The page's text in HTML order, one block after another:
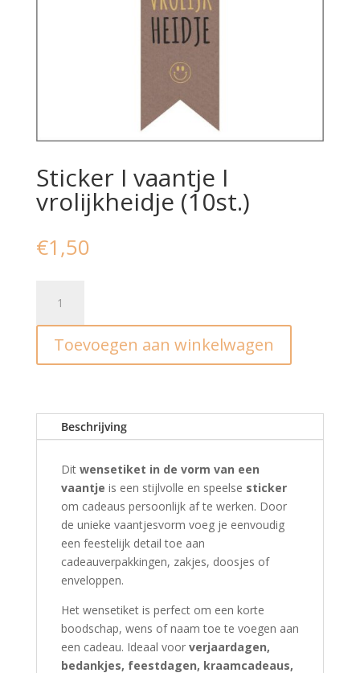
Sticker I vaantje I
vrolijkheidje (10st.)
€1,50
vaantje
vrolijkheidje
Toevoegen aan winkelwagen
Beschrijving
Dit wensetiket in de vorm van een
vaantje is een stijlvolle en speelse sticker
om cadeaus persoonlijk af te werken. Door
de unieke vaantjesvorm voeg je eenvoudig
een feestelijk detail toe aan
cadeauverpakkingen, zakjes, doosjes of
enveloppen.
Het wensetiket is perfect om een korte
boodschap, wens of naam toe te voegen aan
een cadeau. Ideaal voor verjaardagen,
bedankjes, feestdagen, kraamcadeaus,